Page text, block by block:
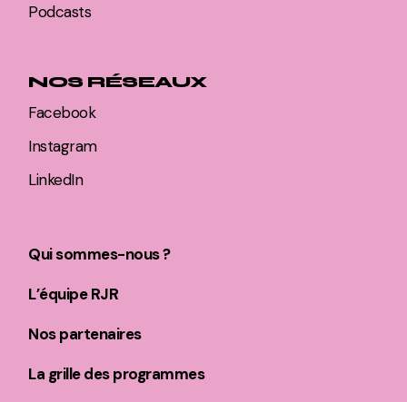
Podcasts
NOS RÉSEAUX
Facebook
Instagram
LinkedIn
Qui sommes-nous ?
L’équipe RJR
Nos partenaires
La grille des programmes